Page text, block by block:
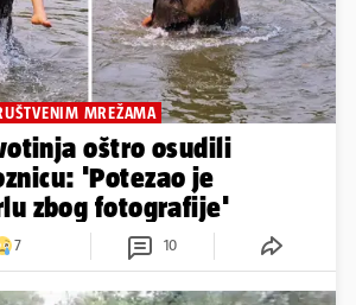
MREŽAMA
oštro osudili
'Potezao je
zbog fotografije'
7 10